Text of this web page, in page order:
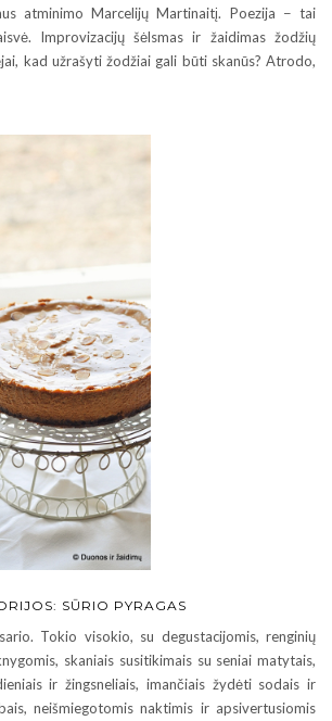
atminimo Marcelijų Martinaitį. Poezija − tai
Improvizacijų šėlsmas ir žaidimas žodžių
kad užrašyti žodžiai gali būti skanūs? Atrodo,
SŪRIO PYRAGAS
Tokio visokio, su degustacijomis, renginių
skaniais susitikimais su seniai matytais,
ir žingsneliais, imančiais žydėti sodais ir
neišmiegotomis naktimis ir apsivertusiomis